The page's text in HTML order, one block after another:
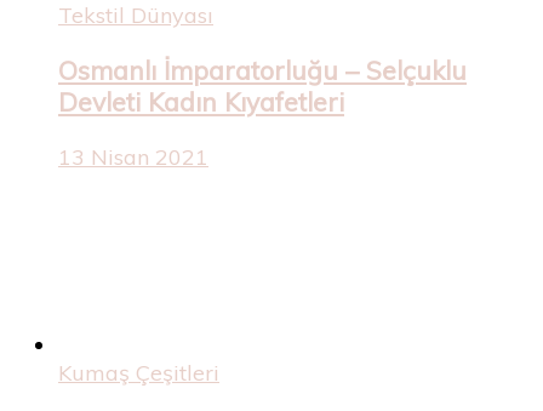
Tekstil Dünyası
Osmanlı İmparatorluğu – Selçuklu
Devleti Kadın Kıyafetleri
13 Nisan 2021
Kumaş Çeşitleri